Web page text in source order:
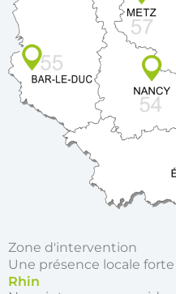
Zone d'intervention
Une présence locale
Rhin